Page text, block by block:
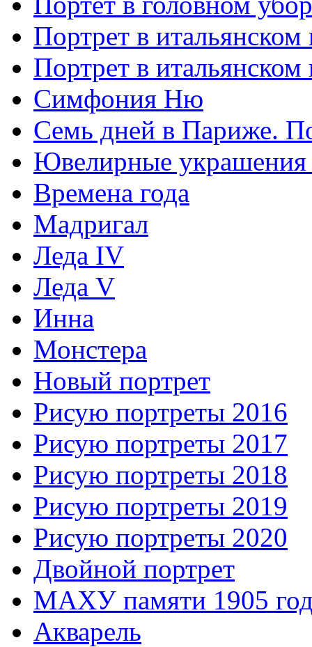
Портрет в
Портрет в
Симфония Ню
Семь дней в Париже.
Ювелирные украшения
Времена года
Мадригал
Леда IV
Леда V
Инна
Монстера
Новый портрет
Рисую портреты 2016
Рисую портреты 2017
Рисую портреты 2018
Рисую портреты 2019
Рисую портреты 2020
Двойной портрет
МАХУ памяти 1905
Акварель